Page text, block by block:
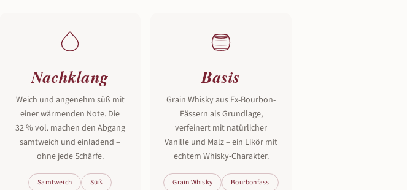
Nachklang
Weich und angenehm süß mit
einer wärmenden Note. Die
32 % vol. machen den Abgang
samtweich und einladend –
ohne jede Schärfe.
Samtweich
Süß
Basis
Grain Whisky aus Ex-Bourbon-
Fässern als Grundlage,
verfeinert mit natürlicher
Vanille und Malz – ein Likör mit
echtem Whisky-Charakter.
Grain Whisky
Bourbonfass